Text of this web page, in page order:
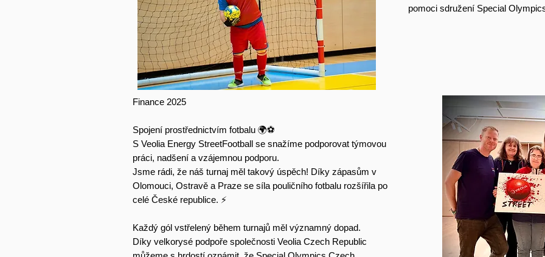
pomoci sdružení Special
Finance 2025
Spojení prostřednictvím fotbalu 🌍⚽️
S Veolia Energy StreetFootball se snažíme podporovat týmovou
práci, nadšení a vzájemnou podporu.
Jsme rádi, že náš turnaj měl takový úspěch! Díky zápasům v
Olomouci, Ostravě a Praze se síla pouličního fotbalu rozšířila po
celé České republice. ⚡️
Každý gól vstřelený během turnajů měl významný dopad.
Díky velkorysé podpoře společnosti Veolia Czech Republic